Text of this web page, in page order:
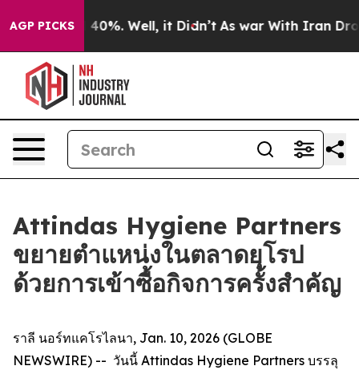
AGP PICKS
Around 40%. Well, it Didn’t As war With Iran Drove
Attindas Hygiene Partners
ขยายตำแหน่งในตลาดยุโรป
ด้วยการเข้าซื้อกิจการครั้งสำคัญ
ราลี นอร์ทแคโรไลนา, Jan. 10, 2026 (GLOBE
NEWSWIRE) -- วันนี้ Attindas Hygiene Partners บรรลุ